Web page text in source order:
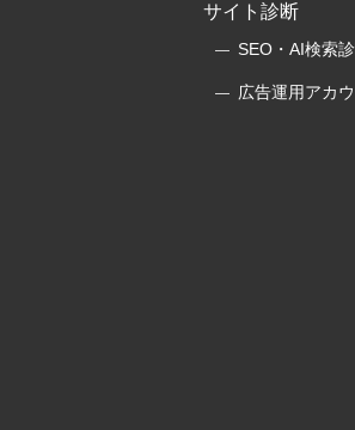
サイト診断
SEO・AI検索
広告運用アカ